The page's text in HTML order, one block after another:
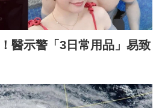
醫示警「3日常用品」易致